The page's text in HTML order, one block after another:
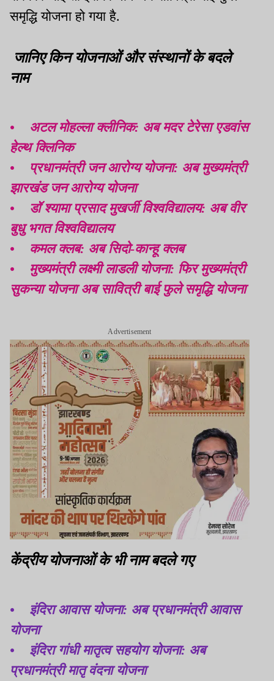
समृद्धि योजना हो गया है.
जानिए किन योजनाओं और संस्थानों के बदले
नाम
• अटल मोहल्ला क्लीनिक: अब मदर टेरेसा एडवांस
हेल्थ क्लिनिक
• प्रधानमंत्री जन आरोग्य योजना: अब मुख्यमंत्री
झारखंड जन आरोग्य योजना
• डॉ श्यामा प्रसाद मुखर्जी विश्वविद्यालय: अब वीर
बुधु भगत विश्वविद्यालय
• कमल क्लब: अब सिदो-कान्हू क्लब
• मुख्यमंत्री लक्ष्मी लाडली योजना: फिर मुख्यमंत्री
सुकन्या योजना अब सावित्री बाई फुले समृद्धि योजना
Advertisement
केंद्रीय योजनाओं के भी नाम बदले गए
• इंदिरा आवास योजना: अब प्रधानमंत्री आवास
योजना
• इंदिरा गांधी मातृत्व सहयोग योजना: अब
प्रधानमंत्री मातृ वंदना योजना